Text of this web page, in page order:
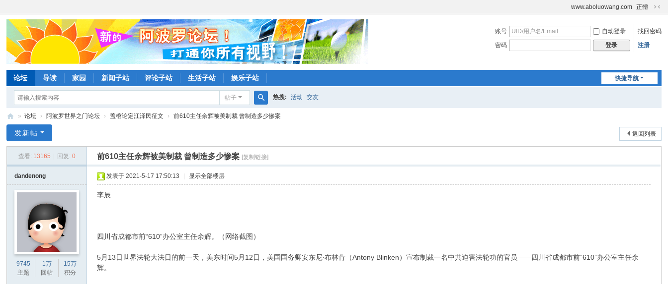
www.aboluowang.com 正體
切
到
账号 自动登录
找回密码
密码
登录 注册
快捷导航
论坛 导读 家园 新闻子站 评论子站 生活子站 娱乐子站
帖子
搜
热搜: 活动 交友
波
网
» 论坛 › 阿波罗世界之门论坛 › 盖棺论定江泽民征文 › 前610主任余辉被美制裁 曾制造多少惨案
返回列表
发新帖
查看: 13165 回复: 0 前610主任余辉被美制裁 曾制造多少惨案 [复制链接]
dandenong
9745
主题
1万
回帖
15万
积分
发表于 2021-5-17 17:50:13 显示全部楼层
李辰
四川省成都市前“610”办公室主任余辉。（网络截图）
5月13日世界法轮大法日的前一天，美东时间5月12日，美国国务卿安东尼‧布林肯（Antony Blinken）宣布制裁一名中共迫害法轮功的官员——四川省成都市前“610”办公室主任余
辉。